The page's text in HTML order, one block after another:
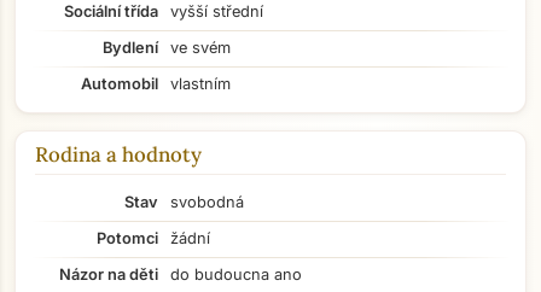
Sociální třída
vyšší střední
Bydlení
ve svém
Automobil
vlastním
Rodina a hodnoty
Stav
svobodná
Potomci
žádní
Názor na děti
do budoucna ano